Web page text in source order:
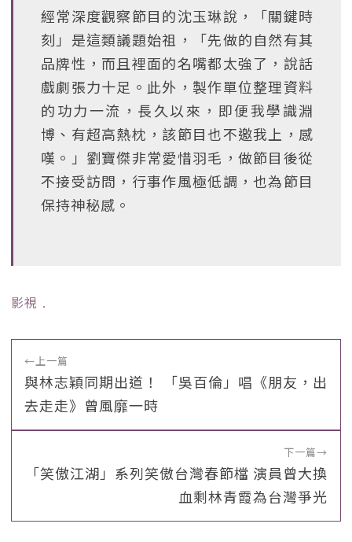
經常深度觀察節目的沈玉琳說，「關鍵時
刻」是這類議題始祖，「先做的自然有其
品牌性，而且裡面的名嘴都太強了，說話
戲劇張力十足。此外，製作單位整理資料
的功力一流，長久以來，即便我學識淵
博、有超高熱枕，該節目也不邀我上，感
嘆。」劉寶傑非常愛惜羽毛，做節目後從
不接受訪問，行事作風極低調，也為節目
保持神秘感。
影視 ﹒
←上一篇
與林志穎同期出道！ 「吳百倫」唱《朋友，出
去走走》曾風靡一時
下一篇→
「笑傲江湖」系列笑傲台灣春節檔 演員曾大換
血剩林青霞為台灣爭光